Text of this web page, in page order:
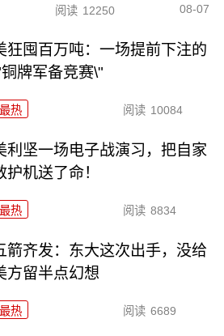
阅读 12250 08-07
狂囤百万吨：一场提前下注的
牌军备竞赛\"
最热 阅读 10084
利坚一场电子战演习，把自家
护机送了命！
最热 阅读 8834
箭齐发：东大这次出手，没给
方留半点幻想
最热 阅读 6689